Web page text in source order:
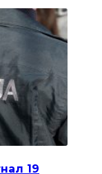
19